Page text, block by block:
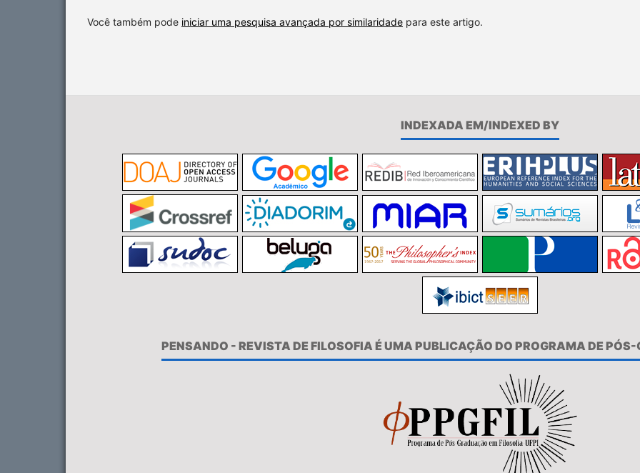
Você também pode iniciar uma pesquisa avançada por similaridade para este artigo.
INDEXADA EM/INDEXED BY
PENSANDO - REVISTA DE FILOSOFIA É UMA PUBLICAÇÃO DO PROGRAMA DE